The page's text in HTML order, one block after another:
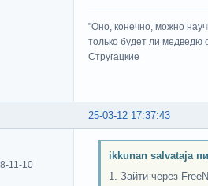
"Оно, конечно, можно
только будет ли медведю
Стругацкие
25-03-12 17:37:43
11-10
ikkunan salvataja
1. Зайти через